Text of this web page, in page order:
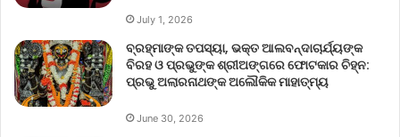
July 1, 2026
ବ୍ରହ୍ମାଙ୍କ ତପସ୍ୟା, ଭକ୍ତ ଆଲବନ୍ଦାଚାର୍ଯ୍ୟଙ୍କ
ବିରହ ଓ ପ୍ରଭୁଙ୍କ ଶ୍ରୀଅଙ୍ଗରେ ଫୋଟକାର ଚିହ୍ନ:
ପ୍ରଭୁ ଅଲାରନାଥଙ୍କ ଅଲୌକିକ ମାହାତ୍ମ୍ୟ
June 30, 2026